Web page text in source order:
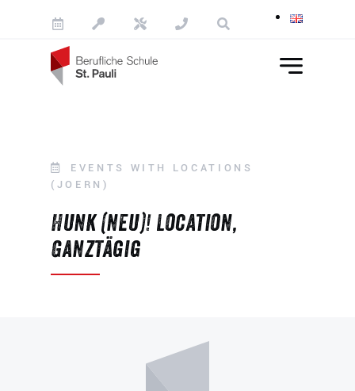
EVENTS WITH LOCATIONS
(JOERN)
Hunk (neu)! Location,
Ganztägig